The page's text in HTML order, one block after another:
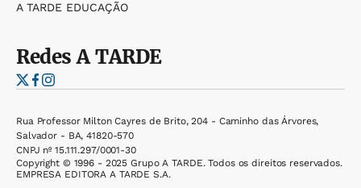
A TARDE EDUCAÇÃO
RedesA TARDE
Rua Professor Milton Cayres de Brito, 204 - Caminho das Árvores,
Salvador - BA, 41820-570
CNPJ nº 15.111.297/0001-30
Copyright © 1996 - 2025 Grupo A TARDE. Todos os direitos reservados.
EMPRESA EDITORA A TARDE S.A.